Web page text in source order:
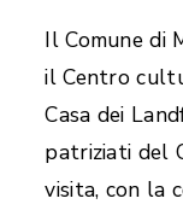
Il Comune di
il Centro
Casa dei
patriziati del
visita, con la